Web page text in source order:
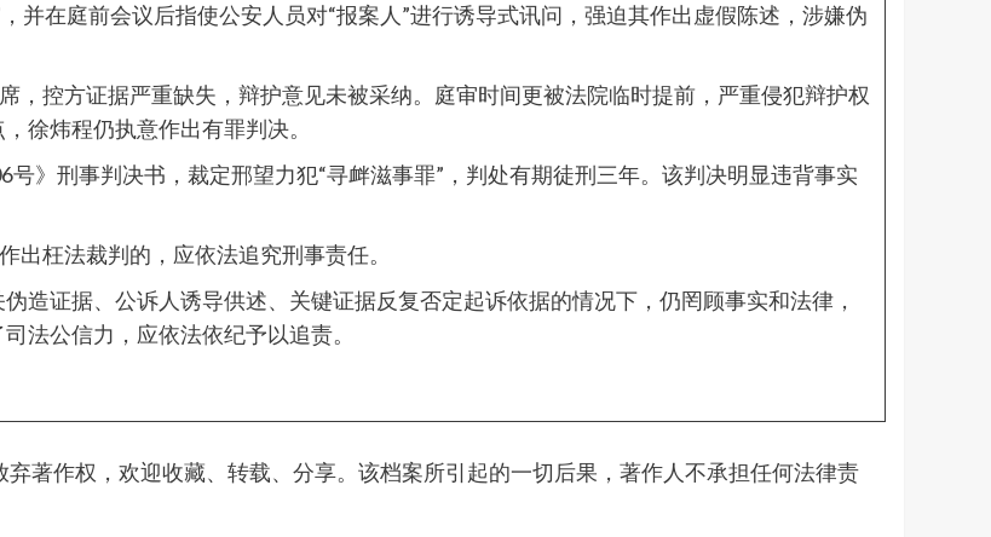
并在庭前会议后指使公安人员对“报案人”进行诱导式讯问，强迫其作出虚假陈述，涉嫌伪
，控方证据严重缺失，辩护意见未被采纳。庭审时间更被法院临时提前，严重侵犯辩护权
徐炜程仍执意作出有罪判决。
》刑事判决书，裁定邢望力犯“寻衅滋事罪”，判处有期徒刑三年。该判决明显违背事实
枉法裁判的，应依法追究刑事责任。
造证据、公诉人诱导供述、关键证据反复否定起诉依据的情况下，仍罔顾事实和法律，
法公信力，应依法依纪予以追责。
著作权，欢迎收藏、转载、分享。该档案所引起的一切后果，著作人不承担任何法律责